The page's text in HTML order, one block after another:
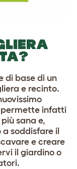
di base di un
e recinto.
permette infatti
sana e,
soddisfare il
e creare
il giardino o